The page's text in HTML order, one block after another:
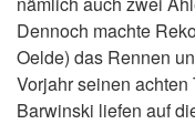
Dennoch machte
Oelde) das Rennen
Vorjahr seinen
Barwinski liefen auf